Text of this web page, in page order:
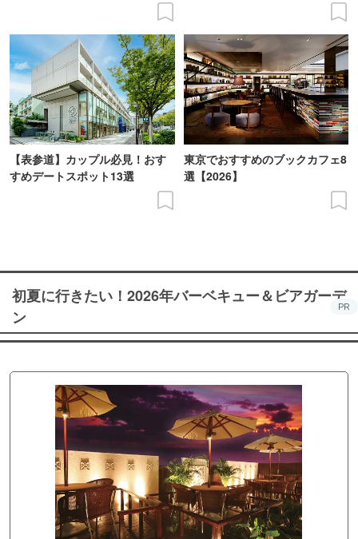
【表参道】カップル必見！おす
すめデートスポット13選
東京でおすすめのブックカフェ8
選【2026】
初夏に行きたい！2026年バーベキュー＆ビアガーデ
ン
PR